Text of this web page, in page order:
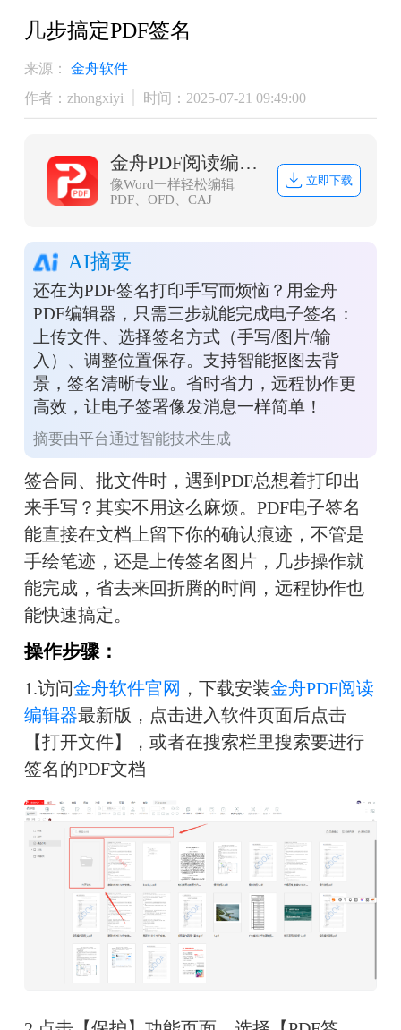
几步搞定PDF签名
来源：
金舟软件
作者：zhongxiyi
时间：2025-07-21 09:49:00
金舟PDF阅读编辑器
像Word一样轻松编辑
PDF、OFD、CAJ
立即下载
AI摘要
还在为PDF签名打印手写而烦恼？用金舟
PDF编辑器，只需三步就能完成电子签名：
上传文件、选择签名方式（手写/图片/输
入）、调整位置保存。支持智能抠图去背
景，签名清晰专业。省时省力，远程协作更
高效，让电子签署像发消息一样简单！
摘要由平台通过智能技术生成
签合同、批文件时，遇到PDF总想着打印出
来手写？其实不用这么麻烦。PDF电子签名
能直接在文档上留下你的确认痕迹，不管是
手绘笔迹，还是上传签名图片，几步操作就
能完成，省去来回折腾的时间，远程协作也
能快速搞定。
操作步骤：
1.访问金舟软件官网 ，下载安装金舟PDF阅读
编辑器最新版，点击进入软件页面后点击
【打开文件】，或者在搜索栏里搜索要进行
签名的PDF文档